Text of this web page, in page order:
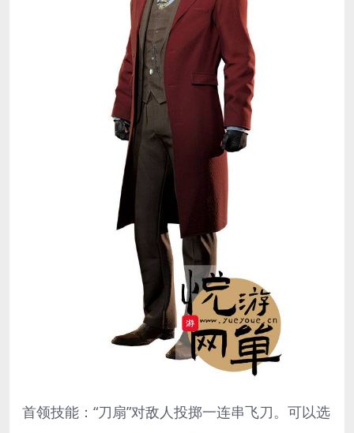
首领技能：“刀扇”对敌人投掷一连串飞刀。可以选